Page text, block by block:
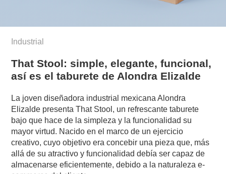
Industrial
That Stool: simple, elegante, funcional,
así es el taburete de Alondra Elizalde
La joven diseñadora industrial mexicana Alondra
Elizalde presenta That Stool, un refrescante taburete
bajo que hace de la simpleza y la funcionalidad su
mayor virtud. Nacido en el marco de un ejercicio
creativo, cuyo objetivo era concebir una pieza que, más
allá de su atractivo y funcionalidad debía ser capaz de
almacenarse eficientemente, debido a la naturaleza e-